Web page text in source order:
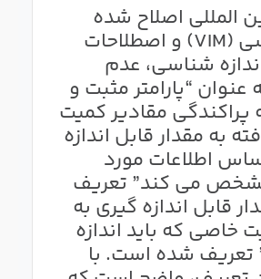
المللی اصلاح شده
اندازه شناسی (VIM) و اصطلاحات
شناسی، عدم
“پارامتر مثبت و
پراکندگی مقادیر کمیت
به مقدار قابل اندازه
اطلاعات مورد
می کند” تعریف
قابل اندازه گیری به
خاصی که باید اندازه
شده است. با